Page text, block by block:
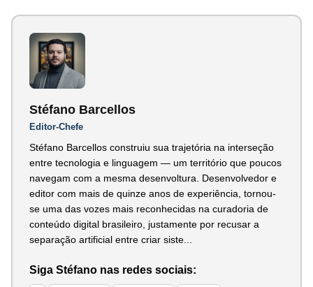
Stéfano Barcellos
Editor-Chefe
Stéfano Barcellos construiu sua trajetória na interseção
entre tecnologia e linguagem — um território que poucos
navegam com a mesma desenvoltura. Desenvolvedor e
editor com mais de quinze anos de experiência, tornou-
se uma das vozes mais reconhecidas na curadoria de
conteúdo digital brasileiro, justamente por recusar a
separação artificial entre criar siste...
Siga Stéfano nas redes sociais: